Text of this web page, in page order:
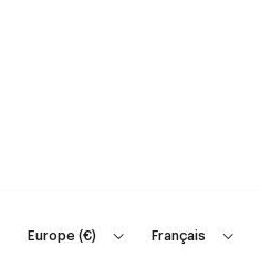
Europe(€) Français